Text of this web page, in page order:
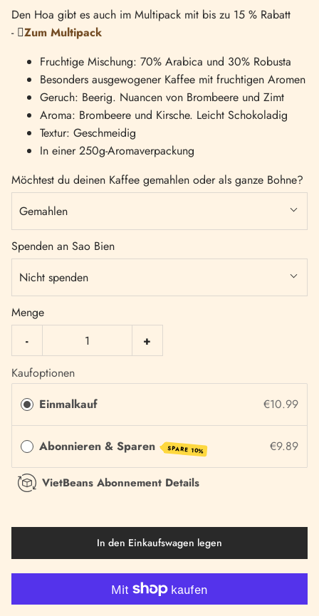
Den Hoa gibt es auch im Multipack mit bis zu 15 % Rabatt
-
Zum Multipack
Fruchtige Mischung: 70% Arabica und 30% Robusta
Besonders ausgewogener Kaffee mit fruchtigen Aromen
Geruch: Beerig. Nuancen von Brombeere und Zimt
Aroma: Brombeere und Kirsche. Leicht Schokoladig
Textur: Geschmeidig
In einer 250g-Aromaverpackung
Möchtest du deinen Kaffee gemahlen oder als ganze Bohne?
Gemahlen
Spenden an Sao Bien
Nicht spenden
Menge
-
+
Kaufoptionen
Einmalkauf
€10.99
Abonnieren & Sparen SPARE 10% €9.89
VietBeans Abonnement Details
In den Einkaufswagen legen